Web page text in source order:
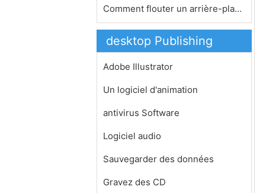
Comment flouter un arrière-plan dan…
desktop Publishing
Adobe Illustrator
Un logiciel d'animation
antivirus Software
Logiciel audio
Sauvegarder des données
Gravez des CD